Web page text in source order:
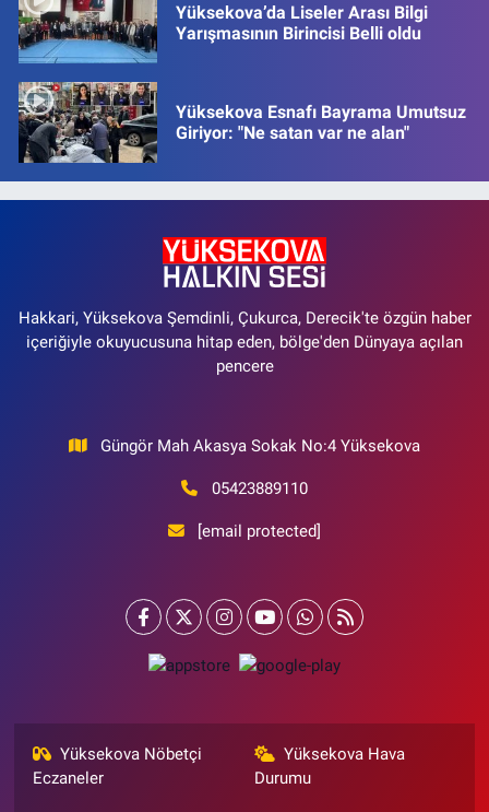
Yüksekova’da Liseler Arası Bilgi
Yarışmasının Birincisi Belli oldu
Yüksekova Esnafı Bayrama Umutsuz
Giriyor: "Ne satan var ne alan"
Hakkari, Yüksekova Şemdinli, Çukurca, Derecik'te özgün haber
içeriğiyle okuyucusuna hitap eden, bölge'den Dünyaya açılan
pencere
Güngör Mah Akasya Sokak No:4 Yüksekova
05423889110
[email protected]
Yüksekova Nöbetçi
Eczaneler
Yüksekova Hava
Durumu